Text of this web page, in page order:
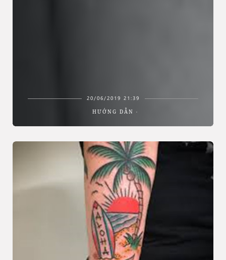
20/06/2019 21:39
HƯỚNG DẪN